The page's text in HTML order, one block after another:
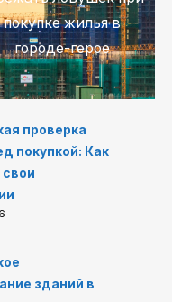
покупке жилья в
городе-герое
проверка
покупкой: Как
зданий в